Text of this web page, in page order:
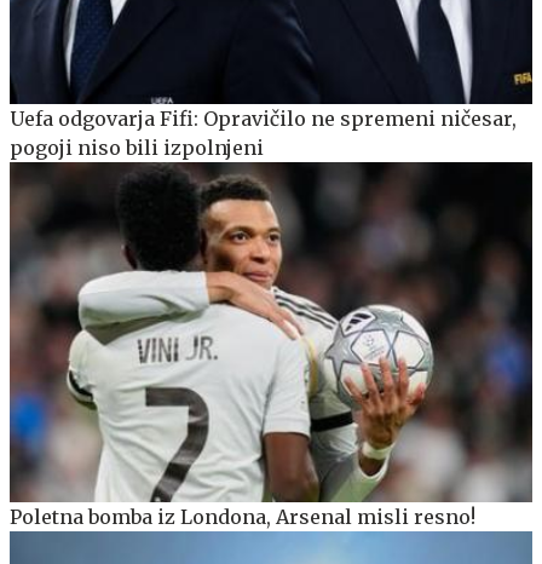
Uefa odgovarja Fifi: Opravičilo ne spremeni ničesar,
pogoji niso bili izpolnjeni
Poletna bomba iz Londona, Arsenal misli resno!